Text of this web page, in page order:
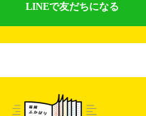
LINEで友だちになる